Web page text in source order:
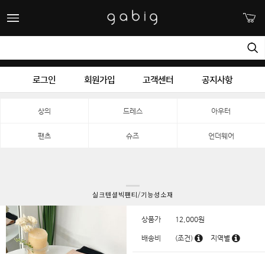
로그인 회원가입 고객센터 공지사항
상의 드레스 아우터
팬츠 슈즈 언더웨어
실크텐셜빅팬티/기능성소재
상품가 12,000원
배송비 (조건) 지역별